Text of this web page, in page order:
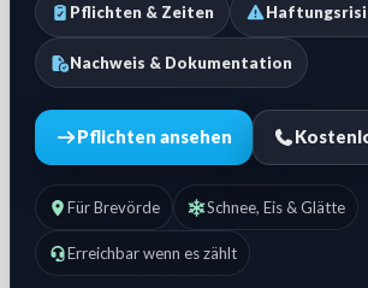
Pflichten & Zeiten
Nachweis & Dokumentation
Pflichten ansehen
Für Brevörde Schnee, Eis & Glätte
Erreichbar wenn es zählt